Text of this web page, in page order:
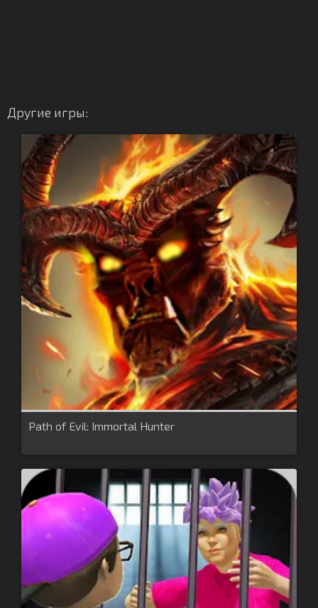
Другие игры:
Path of Evil: Immortal Hunter